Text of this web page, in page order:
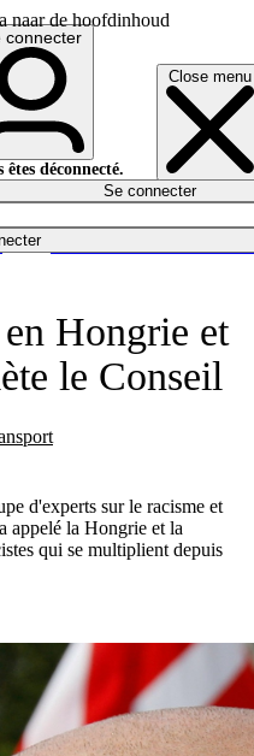
naar de hoofdinhoud
Close menu
connecter
êtes déconnecté.
Se connecter
Hongrie et
le Conseil
d'experts sur le racisme et
appelé la Hongrie et la
qui se multiplient depuis